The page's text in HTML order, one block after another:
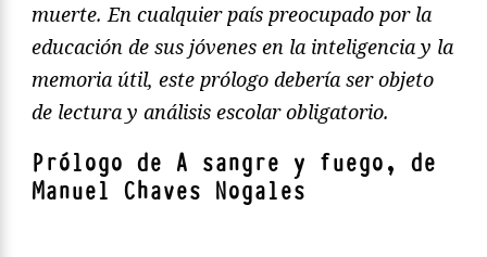
muerte. En cualquier país preocupado por la
educación de sus jóvenes en la inteligencia y la
memoria útil, este prólogo debería ser objeto
de lectura y análisis escolar obligatorio.
Prólogo de A sangre y fuego, de
Manuel Chaves Nogales